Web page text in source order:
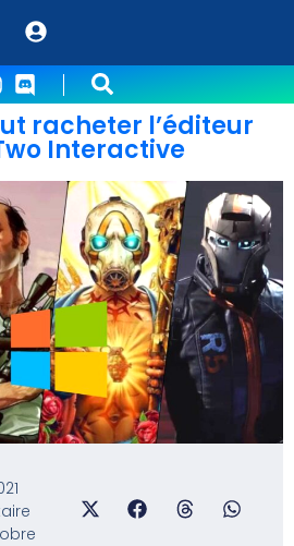
racheter l’éditeur
Interactive